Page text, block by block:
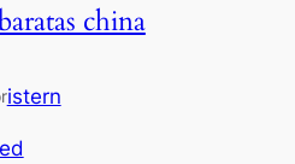
china
istern